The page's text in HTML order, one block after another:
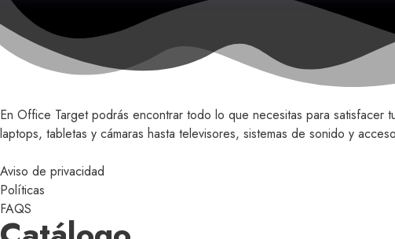
En Office Target podrás encontrar todo lo que necesitas para
laptops, tabletas y cámaras hasta televisores, sistemas de sonido y
Aviso de privacidad
Políticas
FAQS